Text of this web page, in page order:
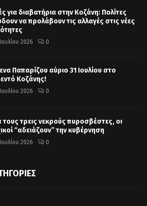
για διαβατήρια στην Κοζάνη: Πολίτες
να προλάβουν τις αλλαγές στις νέες
2026 0
Παπαρίζου αύριο 31 Ιουλίου στο
Κοζάνης!
2026 0
τους τρεις νεκρούς πυροσβέστες, οι
“αδειάζουν” την κυβέρνηση
2026 0